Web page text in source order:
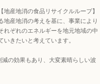
産地消の食品リサイクルループ】
地産地消の考えを基に、事業により
れぞれのエネルギーを地元地域の中
きたいと考えています。
の効果もあり、大変素晴らしい波